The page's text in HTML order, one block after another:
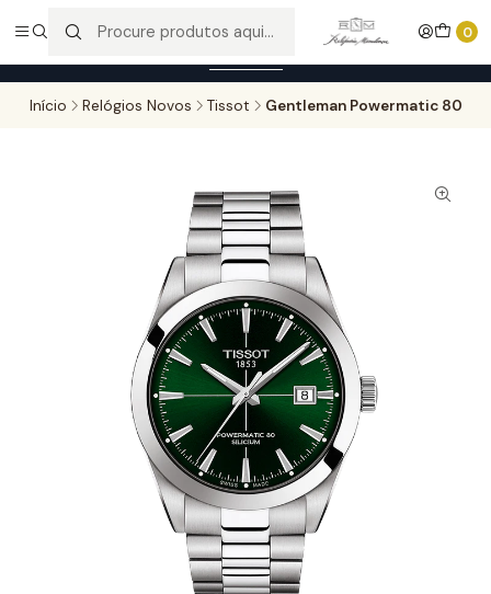
0
Entregas gratuitas para compras superiores a 100,00€ - Todas as
encomendas serão sujeitas a confirmação de stock.
Início Relógios Novos Tissot Gentleman Powermatic 80